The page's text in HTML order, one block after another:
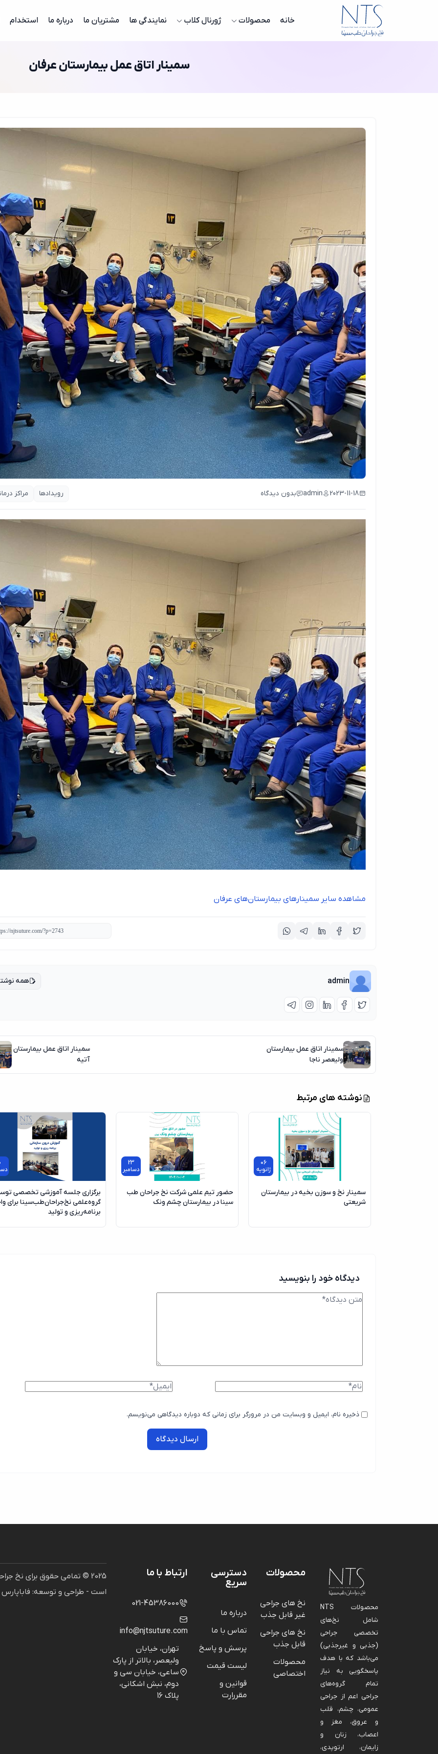
خانه محصولات ژورنال کلاب نمایندگی ها مشتریان ما درباره ما استخدام
سمینار اتاق عمل بیمارستان عرفان
2023-11-18
admin بدون دیدگاه رویدادها مراکز
مشاهده سایر سمینارهای بیمارستان‌های عرفان
admin همه
سمینار اتاق عمل بیمارستان
ولیعصر ناجا
سمینار اتاق عمل بیمارستان
آتیه
نوشته های مرتبط
06
ژانویه
سمینار نخ و سوزن بخیه در بیمارستان
شریعتی
23
دسامبر
حضور تیم علمی شرکت نخ جراحان طب
سینا در بیمارستان چشم ونک
برگزاری جلسه آموزشی تخصصی
گروه‌علمی نخ‌جراحان‌طب‌سینا برای
برنامه‌ریزی و تولید
دیدگاه خود را بنویسید
ذخیره نام، ایمیل و وبسایت من در مرورگر برای زمانی که دوباره دیدگاهی می‌نویسم.
ارسال دیدگاه
محصولات NTS
شامل نخ‌های
تخصصی جراحی
(جذبی و غیرجذبی)
می‌باشد که با هدف
پاسخگویی به نیاز
تمام گروه‌های
جراحی اعم از جراحی
عمومی، چشم، قلب
و عروق، مغز و
اعصاب، زنان و
زایمان، ارتوپدی،
محصولات
نخ های جراحی
غیر قابل جذب
نخ های جراحی
قابل جذب
محصولات
اختصاصی
دسترسی
سریع
درباره ما
تماس با ما
پرسش و پاسخ
لیست قیمت
قوانین و
مقررارت
ارتباط با ما
021-45386000
info@njtsuture.com
تهران، خیابان
ولیعصر، بالاتر از پارک
ساعی، خیابان سی و
دوم، نبش اشکانی،
پلاک 16
2025 © تمامی حقوق برای نخ
است - طراحی و توسعه: فاباپارس